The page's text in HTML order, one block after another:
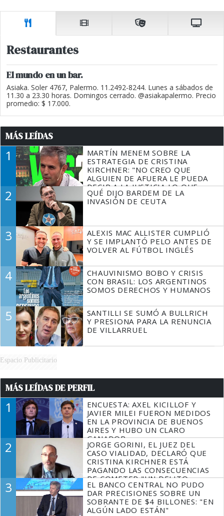
Restaurantes
El mundo en un bar.
Asiaka. Soler 4767, Palermo. 11.2492-8244. Lunes a sábados de
11.30 a 23.30 horas. Domingos cerrado. @asiakapalermo. Precio
promedio: $ 17.000.
MÁS LEÍDAS
1
MARTÍN MENEM SOBRE LA
ESTRATEGIA DE CRISTINA
KIRCHNER: "NO CREO QUE
ALGUIEN DE AFUERA LE PUEDA
DECIR A LA JUSTICIA LO QUE
TIENE QUE HACER"
2
QUÉ DIJO BARDEM DE LA
INVASIÓN DE CEUTA
3
ALEXIS MAC ALLISTER CUMPLIÓ
Y SE IMPLANTÓ PELO ANTES DE
VOLVER AL FÚTBOL INGLÉS
4
CHAUVINISMO BOBO Y CRISIS
CON BRASIL: LOS ARGENTINOS
SOMOS DERECHOS Y HUMANOS
5
SANTILLI SE SUMÓ A BULLRICH
Y PRESIONA PARA LA RENUNCIA
DE VILLARRUEL
Espacio Publicitario
MÁS LEÍDAS DE PERFIL
1
ENCUESTA: AXEL KICILLOF Y
JAVIER MILEI FUERON MEDIDOS
EN LA PROVINCIA DE BUENOS
AIRES Y HUBO UN CLARO
GANADOR
2
JORGE GORINI, EL JUEZ DEL
CASO VIALIDAD, DECLARÓ QUE
CRISTINA KIRCHNER ESTÁ
PAGANDO LAS CONSECUENCIAS
DE COMETER "UN DELITO
COMPROBADO"
3
EL BANCO CENTRAL NO PUDO
DAR PRECISIONES SOBRE UN
SOBRANTE DE $4 BILLONES: "EN
ALGÚN LADO ESTÁN"